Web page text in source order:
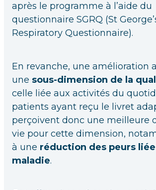
après le programme à l’aide du
questionnaire SGRQ (St
Respiratory Questionnaire).
En revanche, une amélioration
une sous-dimension de la
celle liée aux activités du
patients ayant reçu le livret
perçoivent donc une meilleure
vie pour cette dimension,
à une réduction des peurs
maladie.